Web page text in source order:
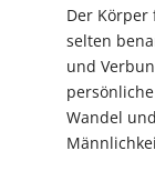
Der
selten
und
Wandel